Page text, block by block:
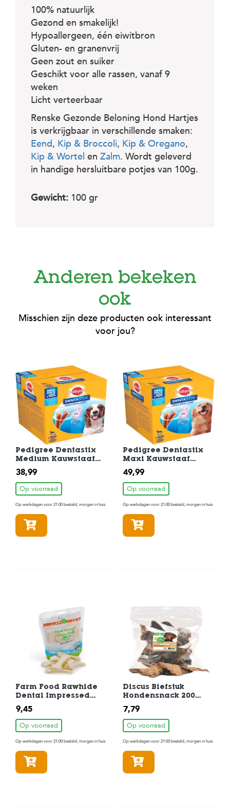
100% natuurlijk
Gezond en smakelijk!
Hypoallergeen, één eiwitbron
Gluten- en granenvrij
Geen zout en suiker
Geschikt voor alle rassen, vanaf 9
weken
Licht verteerbaar
Renske Gezonde Beloning Hond Hartjes
is verkrijgbaar in verschillende smaken:
Eend, Kip & Broccoli, Kip & Oregano,
Kip & Wortel en Zalm. Wordt geleverd
in handige hersluitbare potjes van 100g.
Gewicht: 100 gr
Anderen bekeken
ook
Misschien zijn deze producten ook interessant
voor jou?
Pedigree Dentastix
Medium Kauwstaaf
Gebitsverzorgende
Hondensnack 105
Stuks
38,99
Op voorraad
Op werkdagen voor 21:00 besteld, morgen in huis
Pedigree Dentastix
Maxi Kauwstaaf
Gebitsverzorgende
Hondensnack 105
Stuks
49,99
Op voorraad
Op werkdagen voor 21:00 besteld, morgen in huis
Farm Food Rawhide
Dental Impressed
Kauwbot Mini 7 stuks
9,45
Op voorraad
Op werkdagen voor 21:00 besteld, morgen in huis
Discus Biefstuk
Hondensnack 200
gram
7,79
Op voorraad
Op werkdagen voor 21:00 besteld, morgen in huis